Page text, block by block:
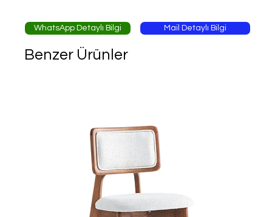
WhatsApp Detaylı Bilgi Mail Detaylı Bilgi
Benzer Ürünler